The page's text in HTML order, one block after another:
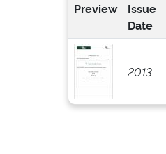
Preview
Issue
Date
2013